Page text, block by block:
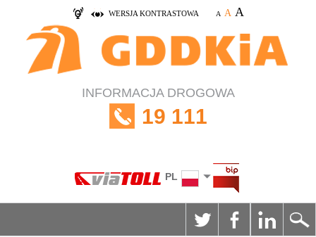
WERSJA KONTRASTOWA A A A
INFORMACJA DROGOWA
19 111
PL